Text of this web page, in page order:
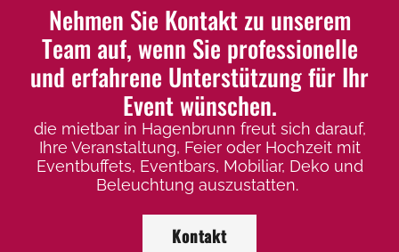
Optionen
können
auf
der
Produktseite
gewählt
werden
Nehmen Sie Kontakt zu unserem
Team auf, wenn Sie professionelle
und erfahrene Unterstützung für Ihr
Event wünschen.
die mietbar in Hagenbrunn freut sich darauf,
Ihre Veranstaltung, Feier oder Hochzeit mit
Eventbuffets, Eventbars, Mobiliar, Deko und
Beleuchtung auszustatten.
Kontakt